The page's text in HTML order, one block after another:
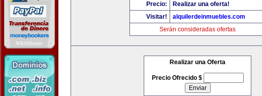
Precio:
Realizar una oferta!
Visitar!
alquilerdeinmuebles.com
Serán consideradas ofertas
Realizar una Oferta
Precio Ofrecido $